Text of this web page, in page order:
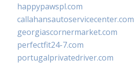
happypawspl.com
callahansautoservicecenter.com
georgiascornermarket.com
perfectfit24-7.com
portugalprivatedriver.com